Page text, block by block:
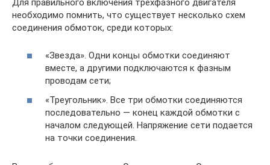
необходимо помнить, что существует несколько схем
соединения обмоток, среди которых:
«Звезда». Одни концы обмотки соединяют
вместе, а другими подключаются к фазным
проводам сети;
«Треугольник». Все три обмотки соединяются
последовательно — конец каждой обмотки с
началом следующей. Напряжение сети подается
на точки соединения.